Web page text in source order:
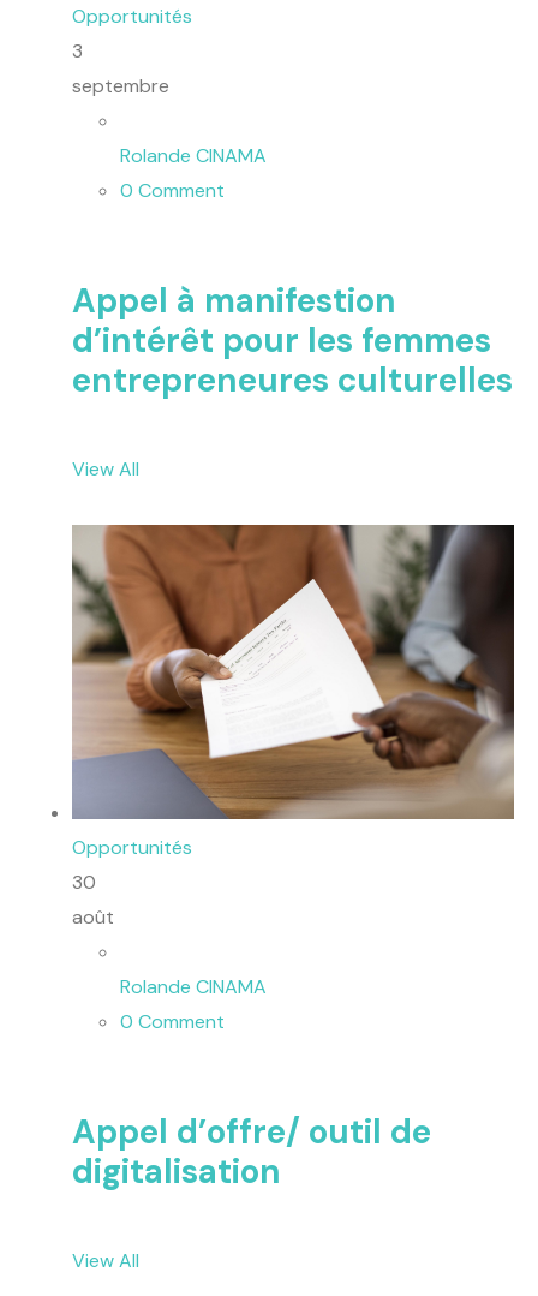
Opportunités
3
septembre
Rolande CINAMA
0 Comment
Appel à manifestion
d’intérêt pour les femmes
entrepreneures culturelles
View All
Opportunités
30
août
Rolande CINAMA
0 Comment
Appel d’offre/ outil de
digitalisation
View All